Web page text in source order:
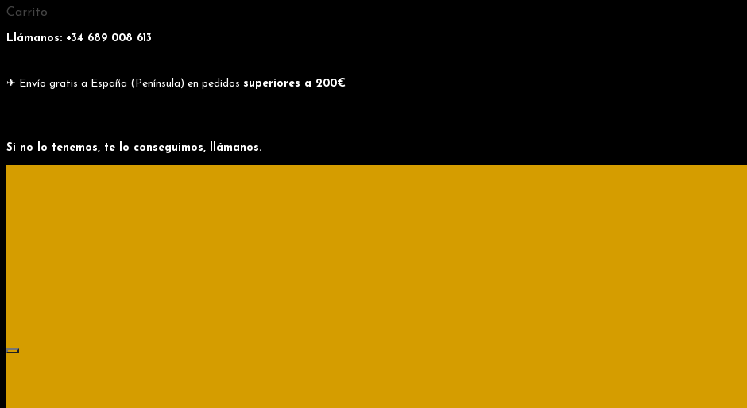
Skip
navigation
Skip
content
Carrito
Llámanos: +34 689 008 613
✈ Envío gratis a España (Península) en pedidos superiores a 200€
Si no lo tenemos, te lo conseguimos, llámanos.